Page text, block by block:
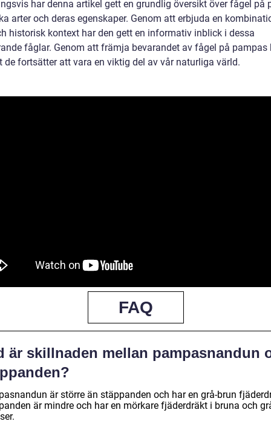
har denna artikel gett en grundlig översikt över fågel på
arter och deras egenskaper. Genom att erbjuda en
historisk kontext har den gett en informativ inblick i dessa
fåglar. Genom att främja bevarandet av fågel på pampas
de fortsätter att vara en viktig del av vår naturliga värld.
FAQ
är skillnaden mellan pampasnandun
är större än stäppanden och har en grå-brun
är mindre och har en mörkare fjäderdräkt i bruna och